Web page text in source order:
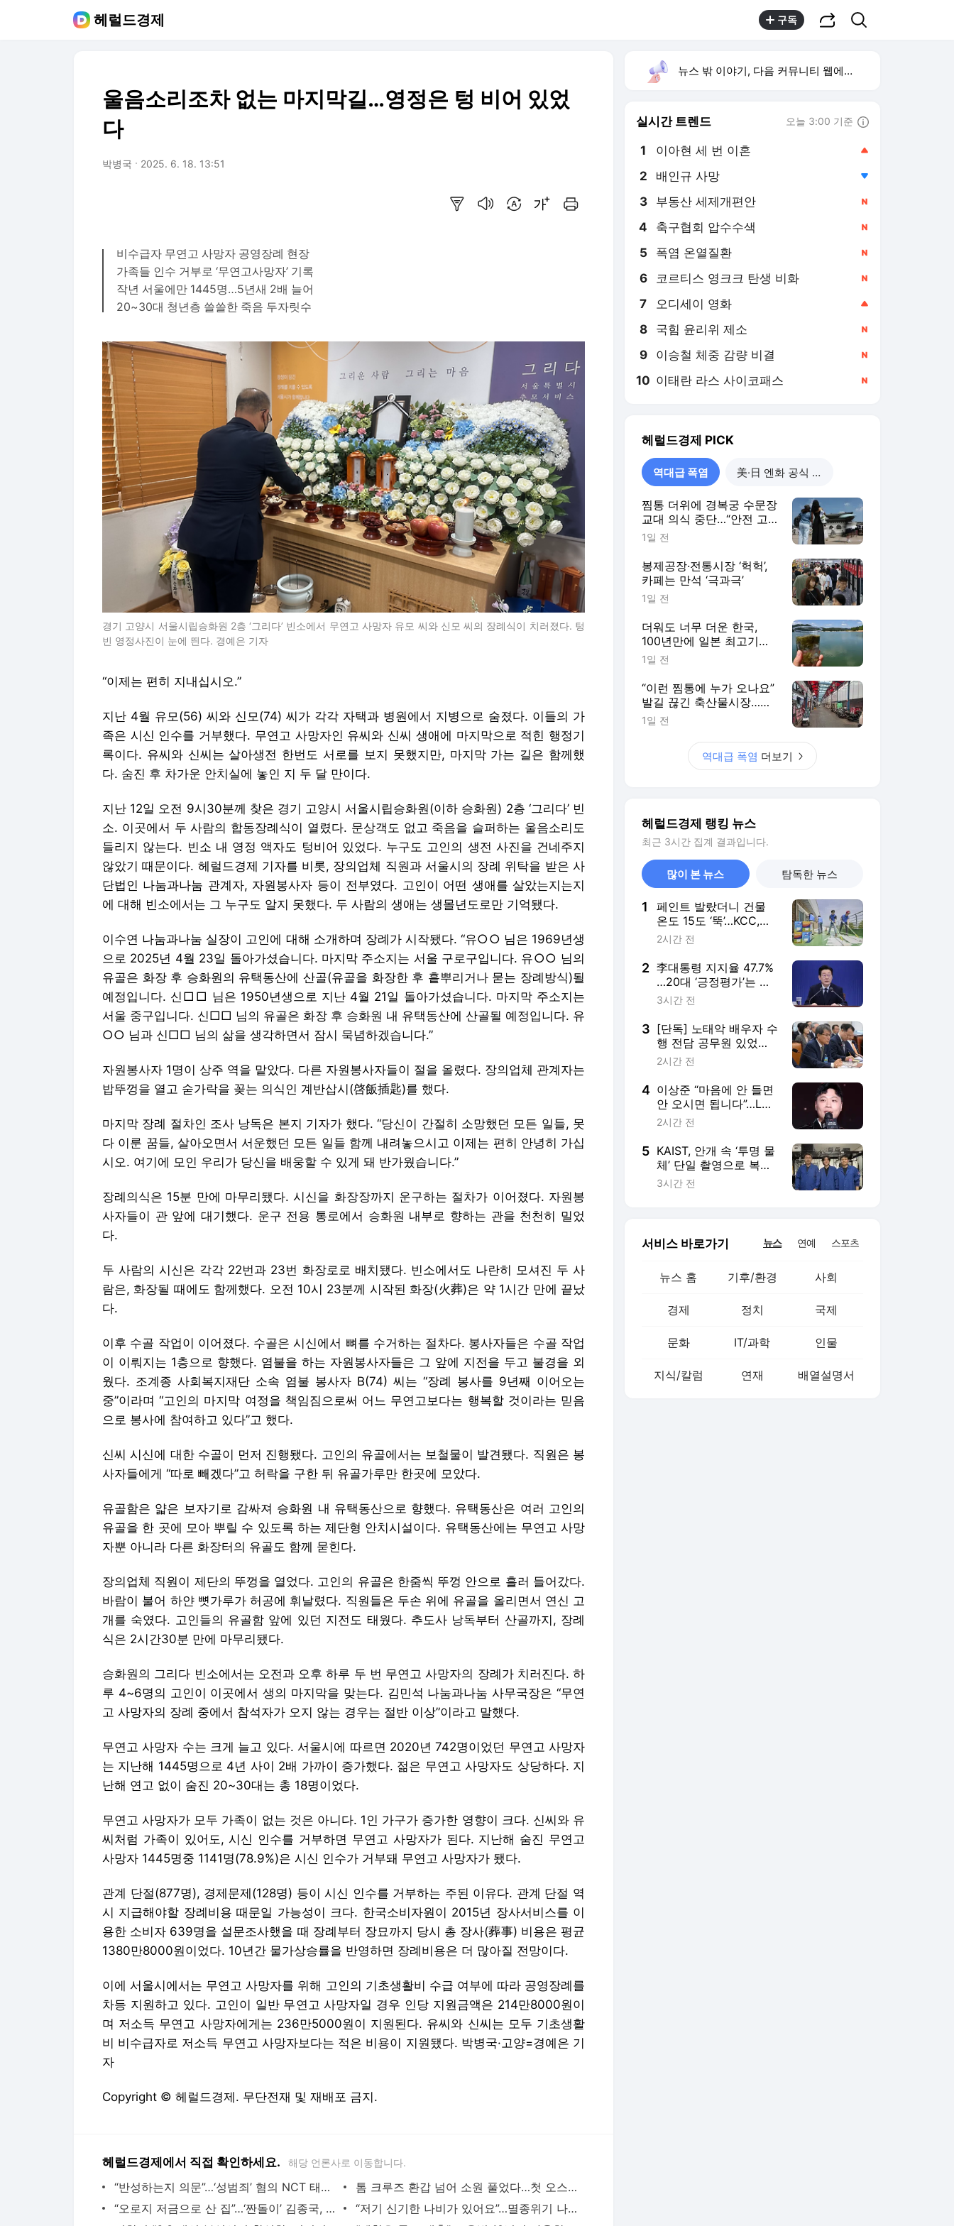
헤럴드경제 구독
울음소리조차 없는 마지막길…영정은 텅 비어 있었
다
박병국 2025. 6. 18. 13:51
비수급자 무연고 사망자 공영장례 현장
가족들 인수 거부로 ‘무연고사망자’ 기록
작년 서울에만 1445명…5년새 2배 늘어
20~30대 청년층 쓸쓸한 죽음 두자릿수
경기 고양시 서울시립승화원 2층 ‘그리다’ 빈소에서 무연고 사망자 유모 씨와 신모 씨의 장례식이 치러졌다. 텅
빈 영정사진이 눈에 띈다. 경예은 기자
“이제는 편히 지내십시오.”
지난 4월 유모(56) 씨와 신모(74) 씨가 각각 자택과 병원에서 지병으로 숨졌다. 이들의 가
족은 시신 인수를 거부했다. 무연고 사망자인 유씨와 신씨 생애에 마지막으로 적힌 행정기
록이다. 유씨와 신씨는 살아생전 한번도 서로를 보지 못했지만, 마지막 가는 길은 함께했
다. 숨진 후 차가운 안치실에 놓인 지 두 달 만이다.
지난 12일 오전 9시30분께 찾은 경기 고양시 서울시립승화원(이하 승화원) 2층 ‘그리다’ 빈
소. 이곳에서 두 사람의 합동장례식이 열렸다. 문상객도 없고 죽음을 슬퍼하는 울음소리도
들리지 않는다. 빈소 내 영정 액자도 텅비어 있었다. 누구도 고인의 생전 사진을 건네주지
않았기 때문이다. 헤럴드경제 기자를 비롯, 장의업체 직원과 서울시의 장례 위탁을 받은 사
단법인 나눔과나눔 관계자, 자원봉사자 등이 전부였다. 고인이 어떤 생애를 살았는지는지
에 대해 빈소에서는 그 누구도 알지 못했다. 두 사람의 생애는 생몰년도로만 기억됐다.
이수연 나눔과나눔 실장이 고인에 대해 소개하며 장례가 시작됐다. “유○○ 님은 1969년생
으로 2025년 4월 23일 돌아가셨습니다. 마지막 주소지는 서울 구로구입니다. 유○○ 님의
유골은 화장 후 승화원의 유택동산에 산골(유골을 화장한 후 흩뿌리거나 묻는 장례방식)될
예정입니다. 신□□ 님은 1950년생으로 지난 4월 21일 돌아가셨습니다. 마지막 주소지는
서울 중구입니다. 신□□ 님의 유골은 화장 후 승화원 내 유택동산에 산골될 예정입니다. 유
○○ 님과 신□□ 님의 삶을 생각하면서 잠시 묵념하겠습니다.”
자원봉사자 1명이 상주 역을 맡았다. 다른 자원봉사자들이 절을 올렸다. 장의업체 관계자는
밥뚜껑을 열고 숟가락을 꽂는 의식인 계반삽시(啓飯插匙)를 했다.
마지막 장례 절차인 조사 낭독은 본지 기자가 했다. “당신이 간절히 소망했던 모든 일들, 못
다 이룬 꿈들, 살아오면서 서운했던 모든 일들 함께 내려놓으시고 이제는 편히 안녕히 가십
시오. 여기에 모인 우리가 당신을 배웅할 수 있게 돼 반가웠습니다.”
장례의식은 15분 만에 마무리됐다. 시신을 화장장까지 운구하는 절차가 이어졌다. 자원봉
사자들이 관 앞에 대기했다. 운구 전용 통로에서 승화원 내부로 향하는 관을 천천히 밀었
다.
두 사람의 시신은 각각 22번과 23번 화장로로 배치됐다. 빈소에서도 나란히 모셔진 두 사
람은, 화장될 때에도 함께했다. 오전 10시 23분께 시작된 화장(火葬)은 약 1시간 만에 끝났
다.
이후 수골 작업이 이어졌다. 수골은 시신에서 뼈를 수거하는 절차다. 봉사자들은 수골 작업
이 이뤄지는 1층으로 향했다. 염불을 하는 자원봉사자들은 그 앞에 지전을 두고 불경을 외
웠다. 조계종 사회복지재단 소속 염불 봉사자 B(74) 씨는 “장례 봉사를 9년째 이어오는
중”이라며 “고인의 마지막 여정을 책임짐으로써 어느 무연고보다는 행복할 것이라는 믿음
으로 봉사에 참여하고 있다”고 했다.
신씨 시신에 대한 수골이 먼저 진행됐다. 고인의 유골에서는 보철물이 발견됐다. 직원은 봉
사자들에게 “따로 빼겠다”고 허락을 구한 뒤 유골가루만 한곳에 모았다.
유골함은 얇은 보자기로 감싸져 승화원 내 유택동산으로 향했다. 유택동산은 여러 고인의
유골을 한 곳에 모아 뿌릴 수 있도록 하는 제단형 안치시설이다. 유택동산에는 무연고 사망
자뿐 아니라 다른 화장터의 유골도 함께 묻힌다.
장의업체 직원이 제단의 뚜껑을 열었다. 고인의 유골은 한줌씩 뚜껑 안으로 흘러 들어갔다.
바람이 불어 하얀 뼛가루가 허공에 휘날렸다. 직원들은 두손 위에 유골을 올리면서 연신 고
개를 숙였다. 고인들의 유골함 앞에 있던 지전도 태웠다. 추도사 낭독부터 산골까지, 장례
식은 2시간30분 만에 마무리됐다.
승화원의 그리다 빈소에서는 오전과 오후 하루 두 번 무연고 사망자의 장례가 치러진다. 하
루 4~6명의 고인이 이곳에서 생의 마지막을 맞는다. 김민석 나눔과나눔 사무국장은 “무연
고 사망자의 장례 중에서 참석자가 오지 않는 경우는 절반 이상”이라고 말했다.
무연고 사망자 수는 크게 늘고 있다. 서울시에 따르면 2020년 742명이었던 무연고 사망자
는 지난해 1445명으로 4년 사이 2배 가까이 증가했다. 젊은 무연고 사망자도 상당하다. 지
난해 연고 없이 숨진 20~30대는 총 18명이었다.
무연고 사망자가 모두 가족이 없는 것은 아니다. 1인 가구가 증가한 영향이 크다. 신씨와 유
씨처럼 가족이 있어도, 시신 인수를 거부하면 무연고 사망자가 된다. 지난해 숨진 무연고
사망자 1445명중 1141명(78.9%)은 시신 인수가 거부돼 무연고 사망자가 됐다.
관계 단절(877명), 경제문제(128명) 등이 시신 인수를 거부하는 주된 이유다. 관계 단절 역
시 지급해야할 장례비용 때문일 가능성이 크다. 한국소비자원이 2015년 장사서비스를 이
용한 소비자 639명을 설문조사했을 때 장례부터 장묘까지 당시 총 장사(葬事) 비용은 평균
1380만8000원이었다. 10년간 물가상승률을 반영하면 장례비용은 더 많아질 전망이다.
이에 서울시에서는 무연고 사망자를 위해 고인의 기초생활비 수급 여부에 따라 공영장례를
차등 지원하고 있다. 고인이 일반 무연고 사망자일 경우 인당 지원금액은 214만8000원이
며 저소득 무연고 사망자에게는 236만5000원이 지원된다. 유씨와 신씨는 모두 기초생활
비 비수급자로 저소득 무연고 사망자보다는 적은 비용이 지원됐다. 박병국·고양=경예은 기
자
Copyright © 헤럴드경제. 무단전재 및 재배포 금지.
헤럴드경제에서 직접 확인하세요. 해당 언론사로 이동합니다.
“반성하는지 의문”…‘성범죄’ 혐의 NCT 태일, 7년 구형
톰 크루즈 환갑 넘어 소원 풀었다…첫 오스카상 수상
“오로지 저금으로 산 집”…‘짠돌이’ 김종국, 논현동 자가 62억 현금 매입
“저기 신기한 나비가 있어요”…멸종위기 나비, 주민 제보로 집단서식지 발견
뉴스 밖 이야기, 다음 커뮤니티 웹에서 보기
실시간 트렌드 오늘 3:00 기준
1 이아현 세 번 이혼
2 배인규 사망
3 부동산 세제개편안
4 축구협회 압수수색
5 폭염 온열질환
6 코르티스 영크크 탄생 비화
7 오디세이 영화
8 국힘 윤리위 제소
9 이승철 체중 감량 비결
10 이태란 라스 사이코패스
헤럴드경제 PICK
역대급 폭염 美·日 엔화 공식 개입
찜통 더위에 경복궁 수문장
교대 의식 중단…“안전 고
려”
1일 전
봉제공장·전통시장 ‘헉헉’,
카페는 만석 ‘극과극’
1일 전
더워도 너무 더운 한국,
100년만에 일본 최고기온
넘었다 [H-EXCLUSIVE]
1일 전
“이런 찜통에 누가 오나요”
발길 끊긴 축산물시장…가
격은 더 오른다 [유통가 폭
1일 전
역대급 폭염 더보기
헤럴드경제 랭킹 뉴스
최근 3시간 집계 결과입니다.
많이 본 뉴스 탐독한 뉴스
1
페인트 발랐더니 건물
온도 15도 ‘뚝’…KCC,
‘40도 폭염’에 차열도료
2시간 전
2 李대통령 지지율 47.7%
…20대 ‘긍정평가’는 한
주 만에 18.8%↓ [미디
3시간 전
3 [단독] 노태악 배우자 수
행 전담 공무원 있었
다…합수본 진술 확보
2시간 전
4 이상준 “마음에 안 들면
안 오시면 됩니다”…LA
공연 지각설엔 반박, 음
2시간 전
5 KAIST, 안개 속 ‘투명 물
체’ 단일 촬영으로 복원
한다
3시간 전
서비스 바로가기 뉴스 연예 스포츠
뉴스 홈 기후/환경 사회
경제 정치 국제
문화 IT/과학 인물
지식/칼럼 연재 배열설명서